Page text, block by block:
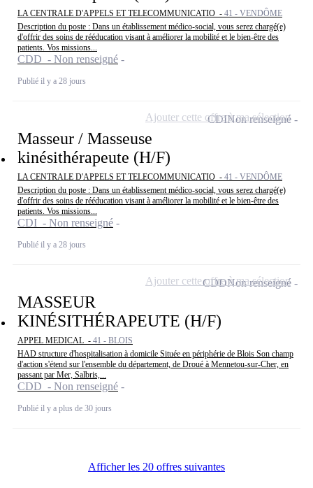
LA CENTRALE D'APPELS ET TELECOMMUNICATIO - 41 - VENDÔME
Description du poste : Dans un établissement médico-social, vous serez chargé(e)
d'offrir des soins de rééducation visant à améliorer la mobilité et le bien-être des
patients. Vos missions...
CDD - Non renseigné
Publié il y a 28 jours
Masseur / Masseuse
kinésithérapeute (H/F)
LA CENTRALE D'APPELS ET TELECOMMUNICATIO - 41 - VENDÔME
Description du poste : Dans un établissement médico-social, vous serez chargé(e)
d'offrir des soins de rééducation visant à améliorer la mobilité et le bien-être des
patients. Vos missions...
CDI - Non renseigné
Publié il y a 28 jours
CDINon renseigné
Ajouter cette offre à ma sélection
MASSEUR
KINÉSITHÉRAPEUTE (H/F)
APPEL MEDICAL - 41 - BLOIS
HAD structure d'hospitalisation à domicile Située en périphérie de Blois Son champ
d'action s'étend sur l'ensemble du département, de Droué à Mennetou-sur-Cher, en
passant par Mer, Salbris,...
CDD - Non renseigné
Publié il y a plus de 30 jours
CDDNon renseigné
Ajouter cette offre à ma sélection
Afficher les 20 offres suivantes